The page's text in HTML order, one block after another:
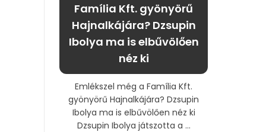
Família Kft. gyönyörű
Hajnalkájára? Dzsupin
Ibolya ma is elbűvölően
néz ki
Emlékszel még a Família Kft.
gyönyörű Hajnalkájára? Dzsupin
Ibolya ma is elbűvölően néz ki
Dzsupin Ibolya játszotta a ...